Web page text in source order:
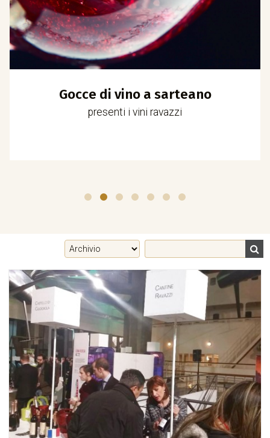
Gocce di vino a sarteano
presenti i vini ravazzi